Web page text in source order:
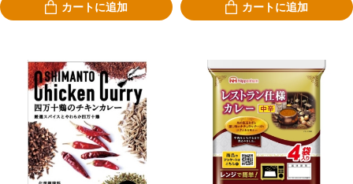
カートに追加 カートに追加